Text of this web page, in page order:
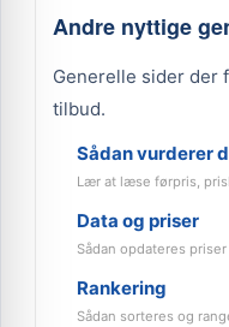
Andre nyttige
Generelle sider der
tilbud.
Sådan vurderer
Lær at læse førpris,
Data og priser
Sådan opdateres
Rankering
Sådan sorteres og